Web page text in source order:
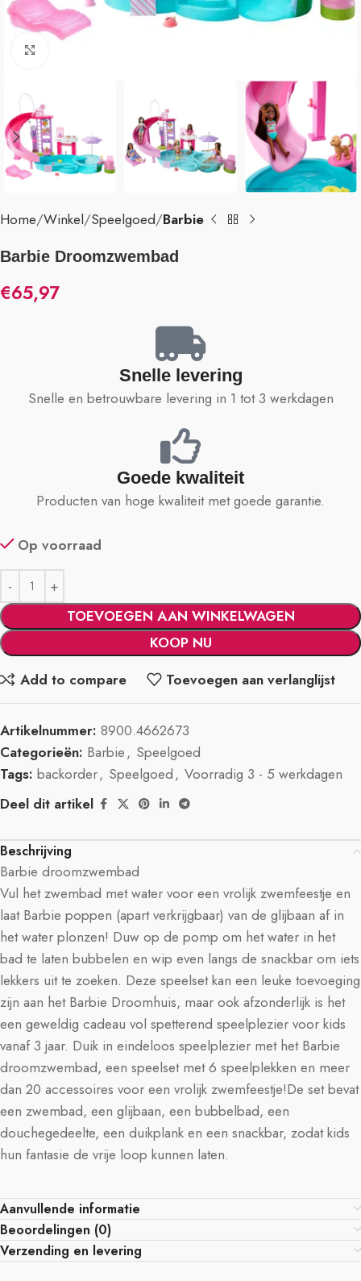
Home Winkel Speelgoed Barbie
Barbie Droomzwembad
€65,97
Snelle levering
Snelle en betrouwbare levering in 1 tot 3 werkdagen
Goede kwaliteit
Producten van hoge kwaliteit met goede garantie.
Op voorraad
TOEVOEGEN AAN WINKELWAGEN
KOOP NU
Add to compare
Toevoegen aan verlanglijst
Artikelnummer: 8900.4662673
Categorieën: Barbie, Speelgoed
Tags: backorder, Speelgoed, Voorradig 3 - 5 werkdagen
Deel dit artikel
Beschrijving
Barbie droomzwembad
Vul het zwembad met water voor een vrolijk zwemfeestje en
laat Barbie poppen (apart verkrijgbaar) van de glijbaan af in
het water plonzen! Duw op de pomp om het water in het
bad te laten bubbelen en wip even langs de snackbar om iets
lekkers uit te zoeken. Deze speelset kan een leuke toevoeging
zijn aan het Barbie Droomhuis, maar ook afzonderlijk is het
een geweldig cadeau vol spetterend speelplezier voor kids
vanaf 3 jaar. Duik in eindeloos speelplezier met het Barbie
droomzwembad, een speelset met 6 speelplekken en meer
dan 20 accessoires voor een vrolijk zwemfeestje!De set bevat
een zwembad, een glijbaan, een bubbelbad, een
douchegedeelte, een duikplank en een snackbar, zodat kids
hun fantasie de vrije loop kunnen laten.
Aanvullende informatie
Beoordelingen (0)
Verzending en levering